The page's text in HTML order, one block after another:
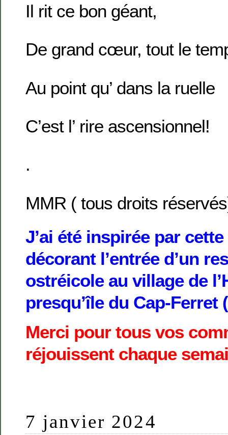
Il rit ce bon géant,
De grand cœur, tout le
Au point qu’ dans la ruelle
C’est l’ rire ascensionnel!
.
MMR ( tous droits
J’ai été inspirée par
décorant l’entrée d’un
ostréicole au village de
presqu’île du Cap-
Merci pour tous vos
réjouissent chaque
7 janvier 2024